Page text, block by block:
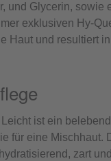
und Glycerin, sowie
exklusiven Hy-
Haut und resultiert
ist ein
für eine Mischhaut.
zart